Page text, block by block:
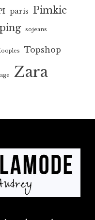
paris Pimkie
sojeans
Topshop
Zara